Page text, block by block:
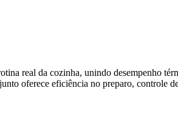
real da cozinha, unindo desempenho
oferece eficiência no preparo, controle